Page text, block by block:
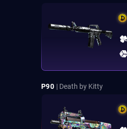
P90 | Death by Kitty